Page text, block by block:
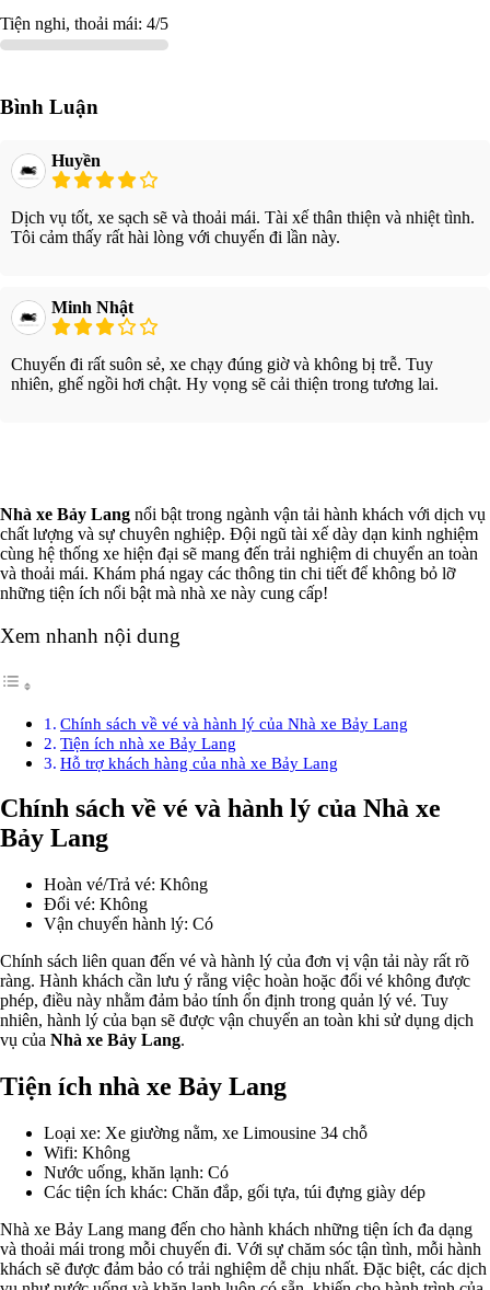
Tiện nghi, thoải mái: 4/5
Bình Luận
Huyền
Dịch vụ tốt, xe sạch sẽ và thoải mái. Tài xế thân thiện và nhiệt tình.
Tôi cảm thấy rất hài lòng với chuyến đi lần này.
Minh Nhật
Chuyến đi rất suôn sẻ, xe chạy đúng giờ và không bị trễ. Tuy
nhiên, ghế ngồi hơi chật. Hy vọng sẽ cải thiện trong tương lai.
Nhà xe Bảy Lang nổi bật trong ngành vận tải hành khách với dịch vụ
chất lượng và sự chuyên nghiệp. Đội ngũ tài xế dày dạn kinh nghiệm
cùng hệ thống xe hiện đại sẽ mang đến trải nghiệm di chuyển an toàn
và thoải mái. Khám phá ngay các thông tin chi tiết để không bỏ lỡ
những tiện ích nổi bật mà nhà xe này cung cấp!
Xem nhanh nội dung
Chính sách về vé và hành lý của Nhà xe Bảy Lang
Tiện ích nhà xe Bảy Lang
Hỗ trợ khách hàng của nhà xe Bảy Lang
Chính sách về vé và hành lý của Nhà xe
Bảy Lang
Hoàn vé/Trả vé: Không
Đổi vé: Không
Vận chuyển hành lý: Có
Chính sách liên quan đến vé và hành lý của đơn vị vận tải này rất rõ
ràng. Hành khách cần lưu ý rằng việc hoàn hoặc đổi vé không được
phép, điều này nhằm đảm bảo tính ổn định trong quản lý vé. Tuy
nhiên, hành lý của bạn sẽ được vận chuyển an toàn khi sử dụng dịch
vụ của Nhà xe Bảy Lang.
Tiện ích nhà xe Bảy Lang
Loại xe: Xe giường nằm, xe Limousine 34 chỗ
Wifi: Không
Nước uống, khăn lạnh: Có
Các tiện ích khác: Chăn đắp, gối tựa, túi đựng giày dép
Nhà xe Bảy Lang mang đến cho hành khách những tiện ích đa dạng
và thoải mái trong mỗi chuyến đi. Với sự chăm sóc tận tình, mỗi hành
khách sẽ được đảm bảo có trải nghiệm dễ chịu nhất. Đặc biệt, các dịch